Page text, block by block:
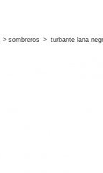
> sombreros > turbante lana